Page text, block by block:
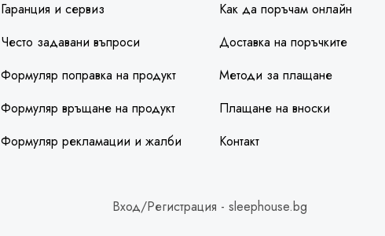
Гаранция и сервиз
Често задавани въпроси
Формуляр поправка на продукт
Формуляр връщане на продукт
Формуляр рекламации и жалби
Как да поръчам онлайн
Доставка на поръчките
Методи за плащане
Плащане на вноски
Контакт
Вход/Регистрация - sleephouse.bg